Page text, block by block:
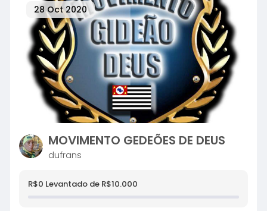
28 Oct 2020
MOVIMENTO GEDEÕES DE DEUS
dufrans
R$0 Levantado de R$10.000